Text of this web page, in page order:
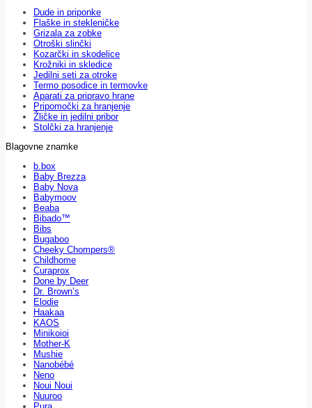
Dude in priponke
Flaške in stekleničke
Grizala za zobke
Otroški slinčki
Kozarčki in skodelice
Krožniki in skledice
Jedilni seti za otroke
Termo posodice in termovke
Aparati za pripravo hrane
Pripomočki za hranjenje
Žličke in jedilni pribor
Stolčki za hranjenje
Blagovne znamke
b.box
Baby Brezza
Baby Nova
Babymoov
Beaba
Bibado™
Bibs
Bugaboo
Cheeky Chompers®
Childhome
Curaprox
Done by Deer
Dr. Brown’s
Elodie
Haakaa
KAOS
Minikoioi
Mother-K
Mushie
Nanobébé
Neno
Noui Noui
Nuuroo